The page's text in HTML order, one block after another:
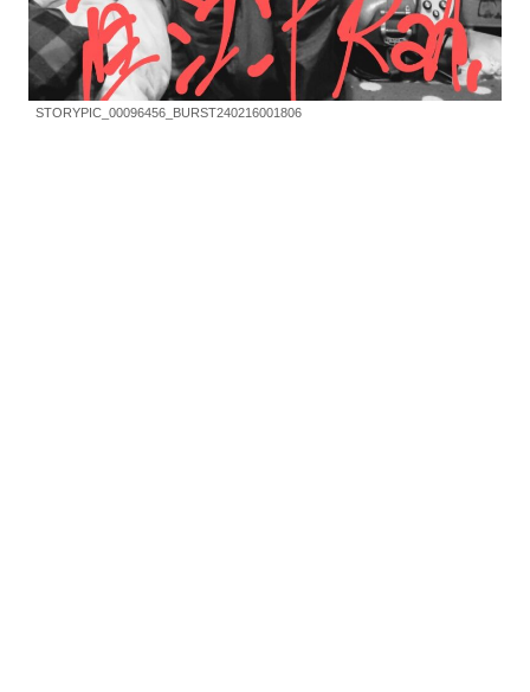
STORYPIC_00096456_BURST240216001806